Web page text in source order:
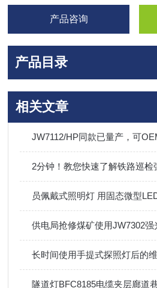
产品咨询
产品目录
相关文章
2分钟！教您快速了解铁路巡检
供电局抢修煤矿使用JW7302强
长时间使用手提式探照灯后的
隧道灯BFC8185电缆夹层廊道